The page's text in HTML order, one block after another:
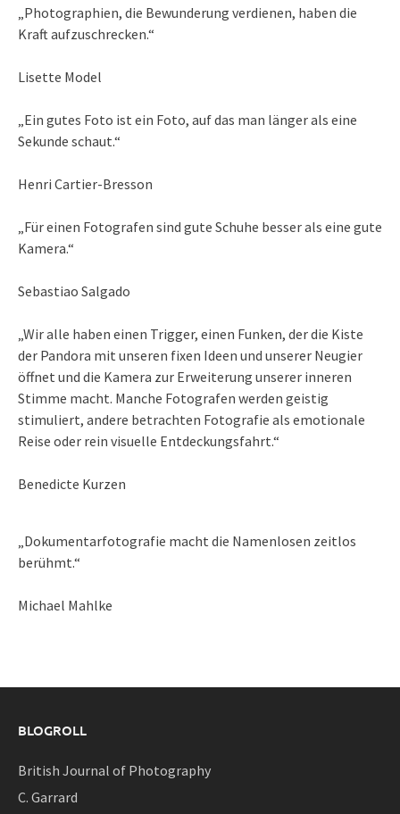
„Photographien, die Bewunderung verdienen, haben die
Kraft aufzuschrecken.“
Lisette Model
„Ein gutes Foto ist ein Foto, auf das man länger als eine
Sekunde schaut.“
Henri Cartier-Bresson
„Für einen Fotografen sind gute Schuhe besser als eine gute
Kamera.“
Sebastiao Salgado
„Wir alle haben einen Trigger, einen Funken, der die Kiste
der Pandora mit unseren fixen Ideen und unserer Neugier
öffnet und die Kamera zur Erweiterung unserer inneren
Stimme macht. Manche Fotografen werden geistig
stimuliert, andere betrachten Fotografie als emotionale
Reise oder rein visuelle Entdeckungsfahrt.“
Benedicte Kurzen
„Dokumentarfotografie macht die Namenlosen zeitlos
berühmt.“
Michael Mahlke
BLOGROLL
British Journal of Photography
C. Garrard